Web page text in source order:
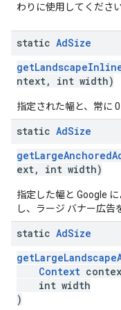
わりに使用してください
static AdSize
ntext, int width)
指定された幅と、常に
static AdSize
ext, int width)
指定した幅と Google
し、ラージ バナー広告
static AdSize
Context
int width
)